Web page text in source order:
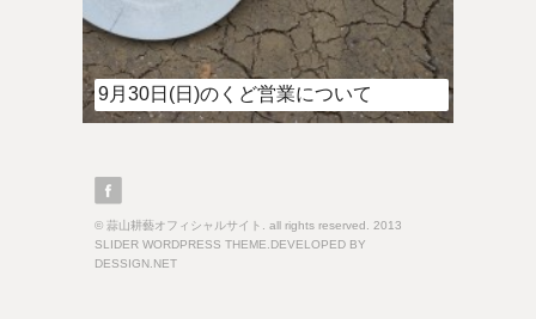
9月30日(日)のくど営業について
© 蒜山耕藝オフィシャルサイト. all rights reserved. 2013
SLIDER WORDPRESS THEME.DEVELOPED BY
DESSIGN.NET